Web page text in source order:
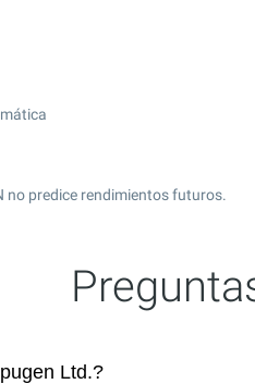
no predice rendimientos futuros.
Ltd.?